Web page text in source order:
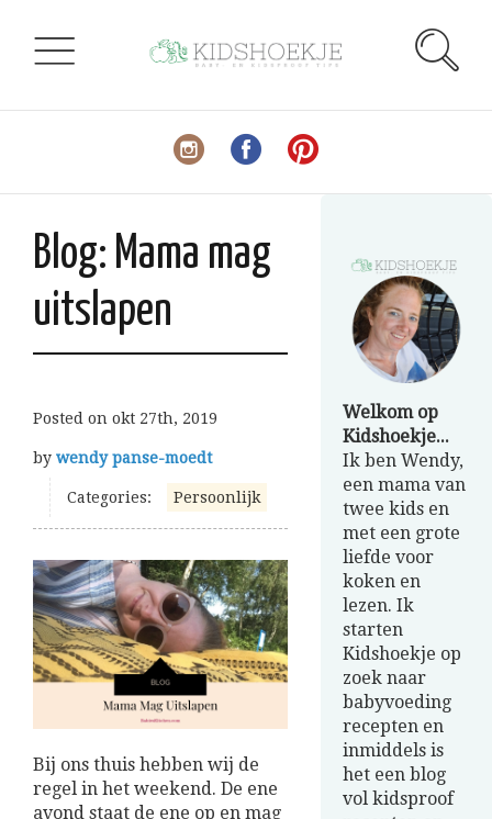
Blog: Mama mag
uitslapen
Posted on okt 27th, 2019
by wendy panse-moedt
Categories: Persoonlijk
Bij ons thuis hebben wij de
regel in het weekend. De ene
avond staat de ene op en mag
Welkom op
Kidshoekje...
Ik ben Wendy,
een mama van
twee kids en
met een grote
liefde voor
koken en
lezen. Ik
starten
Kidshoekje op
zoek naar
babyvoeding
recepten en
inmiddels is
het een blog
vol kidsproof